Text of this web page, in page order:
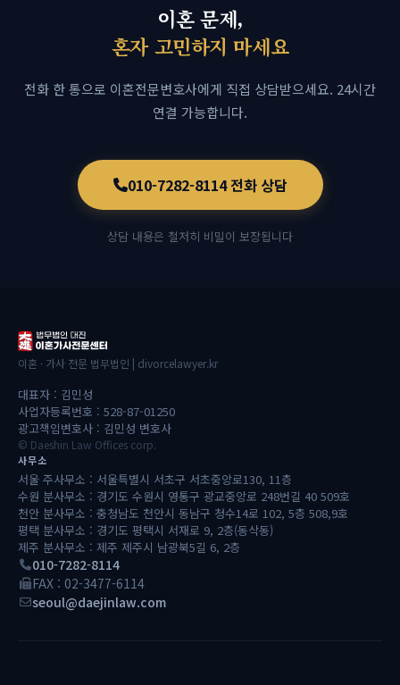
이혼 문제,
혼자 고민하지 마세요
전화 한 통으로 이혼전문변호사에게 직접 상담받으세요. 24시간
연결 가능합니다.
010-7282-8114 전화 상담
상담 내용은 철저히 비밀이 보장됩니다
이혼 · 가사 전문 법무법인 | divorcelawyer.kr
대표자 : 김민성
사업자등록번호 : 528-87-01250
광고책임변호사 : 김민성 변호사
© Daeshin Law Offices corp.
사무소
서울 주사무소 : 서울특별시 서초구 서초중앙로130, 11층
수원 분사무소 : 경기도 수원시 영통구 광교중앙로 248번길 40 509호
천안 분사무소 : 충청남도 천안시 동남구 청수14로 102, 5층 508,9호
평택 분사무소 : 경기도 평택시 서재로 9, 2층(동삭동)
제주 분사무소 : 제주 제주시 남광북5길 6, 2층
010-7282-8114
FAX : 02-3477-6114
seoul@daejinlaw.com